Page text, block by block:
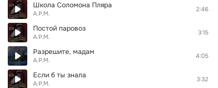
Школа Соломона Пляра
А.Р.М.
2:46
Постой паровоз
А.Р.М.
3:15
Разрешите, мадам
А.Р.М.
4:05
Если б ты знала
А.Р.М.
3:32